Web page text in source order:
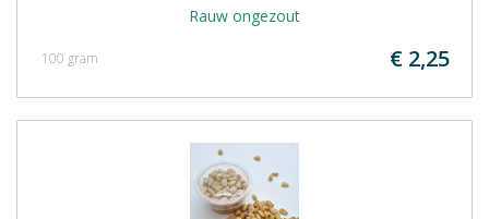
Rauw ongezout
€ 2,25
100 gram